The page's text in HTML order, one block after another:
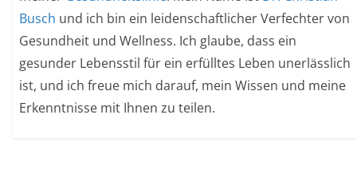
Busch und ich bin ein leidenschaftlicher Verfechter von
Gesundheit und Wellness. Ich glaube, dass ein
gesunder Lebensstil für ein erfülltes Leben unerlässlich
ist, und ich freue mich darauf, mein Wissen und meine
Erkenntnisse mit Ihnen zu teilen.